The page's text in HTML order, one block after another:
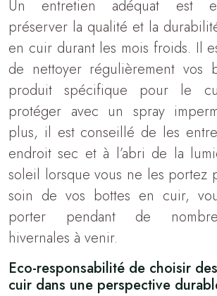
Un entretien adéquat est
préserver la qualité et la
en cuir durant les mois froids. Il
de nettoyer régulièrement vos
produit spécifique pour le
protéger avec un spray
plus, il est conseillé de les
endroit sec et à l’abri de la
soleil lorsque vous ne les portez
soin de vos bottes en cuir,
porter pendant de
hivernales à venir.
Eco-responsabilité de choisir
cuir dans une perspective